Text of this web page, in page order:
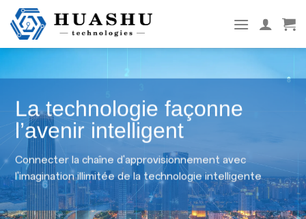
Aller
au
contenu
La technologie façonne
l’avenir intelligent
Connecter la chaîne d'approvisionnement avec
l'imagination illimitée de la technologie intelligente